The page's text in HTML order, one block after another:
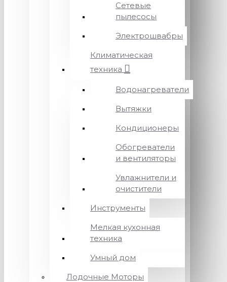
Сетевые
пылесосы
Электрошвабры
Климатическая
техника
Водонагреватели
Вытяжки
Кондиционеры
Обогреватели
и вентиляторы
Увлажнители и
очистители
Инструменты
Мелкая кухонная
техника
Умный дом
Лодочные Моторы